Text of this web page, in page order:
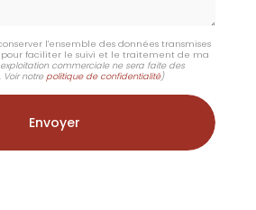
l'ensemble des données transmises
faciliter le suivi et le traitement de ma
commerciale ne sera faite des
Voir notrepolitique de confidentialité)